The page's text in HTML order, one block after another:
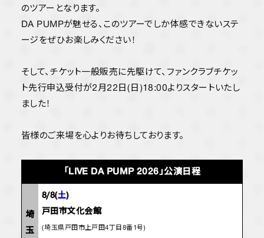
のツアーとなります。
DA PUMPが魅せる、このツアーでしか体感できないステ
ージをぜひお楽しみください！
そして、チケット一般販売に先駆けて、ファンクラブチケッ
ト先行申込受付が2月22日(日)18:00よりスタートいたし
ました！
皆様のご来場を心よりお待ちしております。
「LIVE DA PUMP 2026」公演日程
埼
玉
8/8(土)
戸田市文化会館
(埼玉県戸田市上戸田4丁目8番1号)